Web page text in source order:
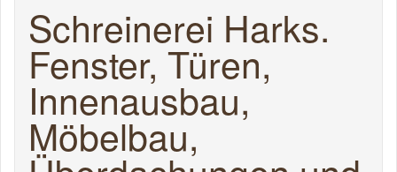
Schreinerei Harks.
Fenster, Türen,
Innenausbau,
Möbelbau,